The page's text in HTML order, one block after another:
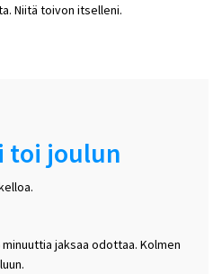
Niitä toivon itselleni.
rohkeutta ja rentoutta
toi joulun
jaksaa odottaa. Kolmen